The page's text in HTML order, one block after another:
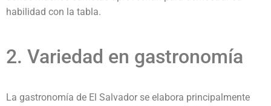
habilidad con la tabla.
2. Variedad en gastronomía
La gastronomía de El Salvador se elabora principalmente